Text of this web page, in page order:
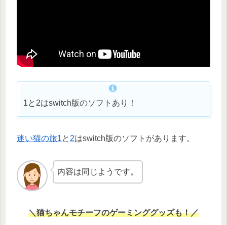
1と2はswitch版のソフトあり！
迷い猫の旅1と 2はswitch版のソフトがあります。
内容は同じようです。
＼猫ちゃんモチーフのゲーミンググッズも！／